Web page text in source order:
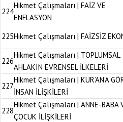
224
Hikmet Çalışmaları | FAİZ VE
ENFLASYON
225Hikmet Çalışmaları | FAİZSİZ
226
Hikmet Çalışmaları | TOPLUMSAL
AHLAKIN EVRENSEL İLKELERİ
227
Hikmet Çalışmaları | KUR’AN’A
İNSAN İLİŞKİLERİ
228
Hikmet Çalışmaları | ANNE-BABA
ÇOCUK İLİŞKİLERİ